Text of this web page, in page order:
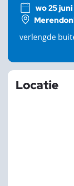
wo 25 juni
verlengde
Locatie